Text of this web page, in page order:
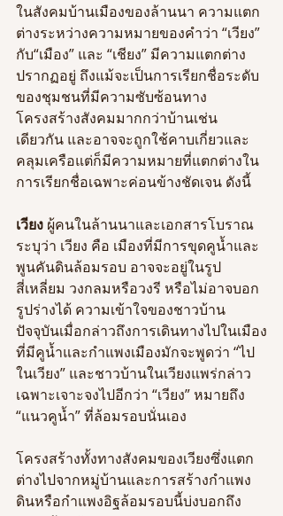
ในสังคมบ้านเมืองของล้านนา ความแตก
ต่างระหว่างความหมายของคำว่า “เวียง”
กับ“เมือง” และ “เชียง” มีความแตกต่าง
ปรากฏอยู่ ถึงแม้จะเป็นการเรียกชื่อระดับ
ของชุมชนที่มีความซับซ้อนทาง
โครงสร้างสังคมมากกว่าบ้านเช่น
เดียวกัน และอาจจะถูกใช้คาบเกี่ยวและ
คลุมเครือแต่ก็มีความหมายที่แตกต่างใน
เวียง ผู้คนในล้านนาและเอกสารโบราณ
ระบุว่า เวียง คือ เมืองที่มีการขุดคูน้ำและ
พูนคันดินล้อมรอบ อาจจะอยู่ในรูป
สี่เหลี่ยม วงกลมหรือวงรี หรือไม่อาจบอก
รูปร่างได้ ความเข้าใจของชาวบ้าน
ปัจจุบันเมื่อกล่าวถึงการเดินทางไปในเมือง
ที่มีคูน้ำและกำแพงเมืองมักจะพูดว่า “ไป
ในเวียง” และชาวบ้านในเวียงแพร่กล่าว
เฉพาะเจาะจงไปอีกว่า “เวียง” หมายถึง
“แนวคูน้ำ” ที่ล้อมรอบนั่นเอง
โครงสร้างทั้งทางสังคมของเวียงซึ่งแตก
ต่างไปจากหมู่บ้านและการสร้างกำแพง
ดินหรือกำแพงอิฐล้อมรอบนี้บ่งบอกถึง